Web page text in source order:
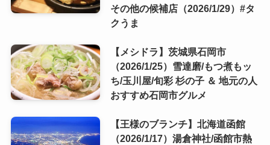
その他の候補店（2026/1/29）#タ
クうま
【メシドラ】茨城県石岡市
（2026/1/25）雪達磨/もつ煮もッ
ち/玉川屋/旬彩 杉の子 ＆ 地元の人
おすすめ石岡市グルメ
【王様のブランチ】北海道函館
（2026/1/17）湯倉神社/函館市熱